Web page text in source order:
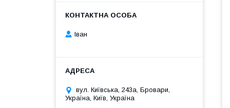
Іван
вул. Київська, 243а, Бровари,
Україна, Київ, Україна